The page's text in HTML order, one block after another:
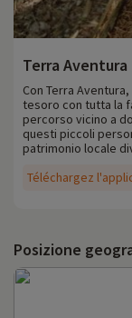
Terra Aventura
Téléchargez
Con Terra
tesoro con tutta la
percorso vicino a
questi piccoli
patrimonio locale
Posizione